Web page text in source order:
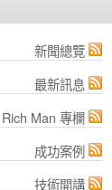
新聞總覽
最新訊息
Rich Man 專欄
成功案例
技術開講